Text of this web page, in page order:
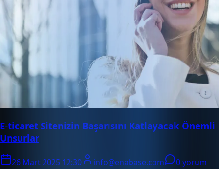
E-ticaret Sitenizin Başarısını Katlayacak Önemli
Unsurlar
26 Mart 2025 12:30 info@enabase.com 0 yorum